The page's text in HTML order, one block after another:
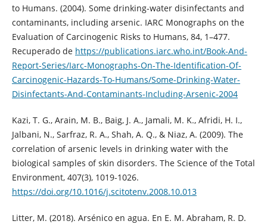
to Humans. (2004). Some drinking-water disinfectants and
contaminants, including arsenic. IARC Monographs on the
Evaluation of Carcinogenic Risks to Humans, 84, 1–477.
Recuperado de https://publications.iarc.who.int/Book-And-
Report-Series/Iarc-Monographs-On-The-Identification-Of-
Carcinogenic-Hazards-To-Humans/Some-Drinking-Water-
Disinfectants-And-Contaminants-Including-Arsenic-2004
Kazi, T. G., Arain, M. B., Baig, J. A., Jamali, M. K., Afridi, H. I.,
Jalbani, N., Sarfraz, R. A., Shah, A. Q., & Niaz, A. (2009). The
correlation of arsenic levels in drinking water with the
biological samples of skin disorders. The Science of the Total
Environment, 407(3), 1019-1026.
https://doi.org/10.1016/j.scitotenv.2008.10.013
Litter, M. (2018). Arsénico en agua. En E. M. Abraham, R. D.